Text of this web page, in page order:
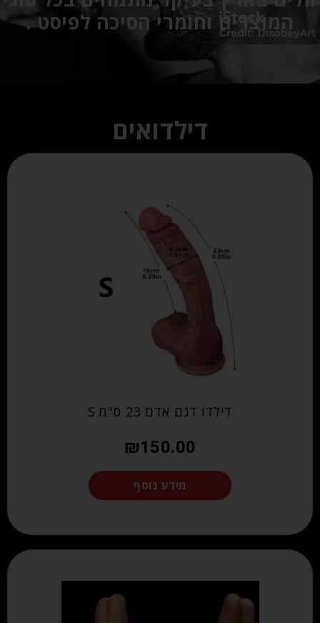
המוצרים וחומרי הסיכה לפיסט .
דילדואים
דילדו דגם אדם 23 ס"מ S
₪150.00
מידע נוסף